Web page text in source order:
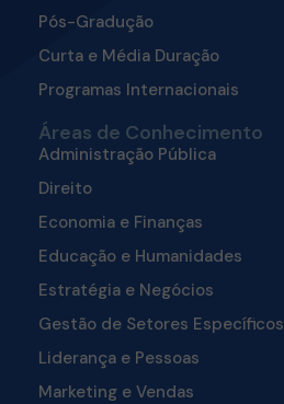
Pós-Gradução
Curta e Média Duração
Programas Internacionais
Áreas de Conhecimento
Administração Pública
Direito
Economia e Finanças
Educação e Humanidades
Estratégia e Negócios
Gestão de Setores Específicos
Liderança e Pessoas
Marketing e Vendas